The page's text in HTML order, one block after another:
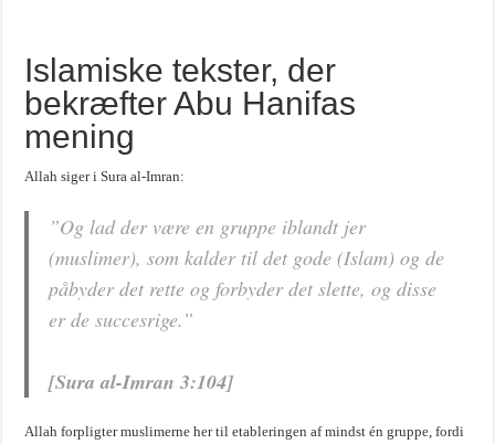
Islamiske tekster, der
bekræfter Abu Hanifas
mening
Allah siger i Sura al-Imran:
”Og lad der være en gruppe iblandt jer
(muslimer), som kalder til det gode (Islam) og de
påbyder det rette og forbyder det slette, og disse
er de succesrige.”
[Sura al-Imran 3:104]
Allah forpligter muslimerne her til etableringen af mindst én gruppe, fordi